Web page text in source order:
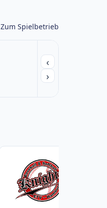
Zum Spielbetrieb
‹
›